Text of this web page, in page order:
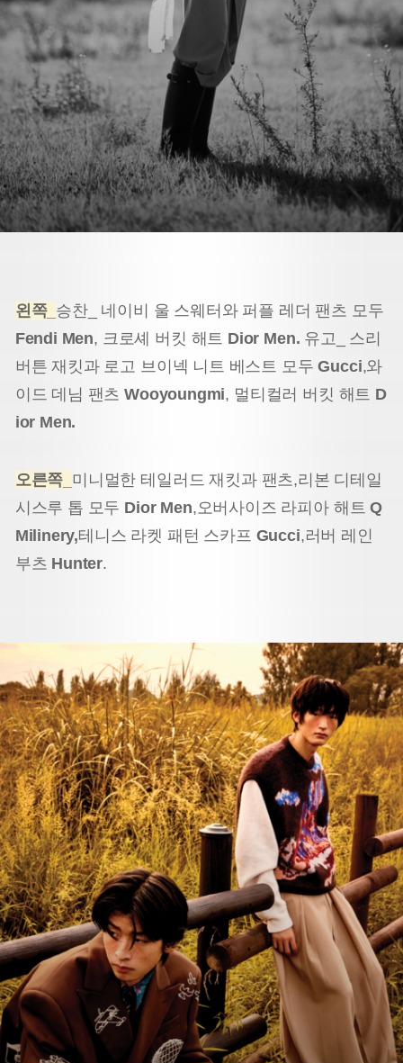
왼쪽_ 승찬_ 네이비 울 스웨터와 퍼플 레더 팬츠 모두
Fendi Men, 크로셰 버킷 해트 Dior Men. 유고_ 스리
버튼 재킷과 로고 브이넥 니트 베스트 모두Gucci,와
이드 데님 팬츠Wooyoungmi, 멀티컬러 버킷 해트 D
ior Men.
오른쪽_ 미니멀한 테일러드 재킷과 팬츠,리본 디테일
시스루 톱 모두 Dior Men,오버사이즈 라피아 해트Q
Milinery,테니스 라켓 패턴 스카프 Gucci,러버 레인
부츠 Hunter.